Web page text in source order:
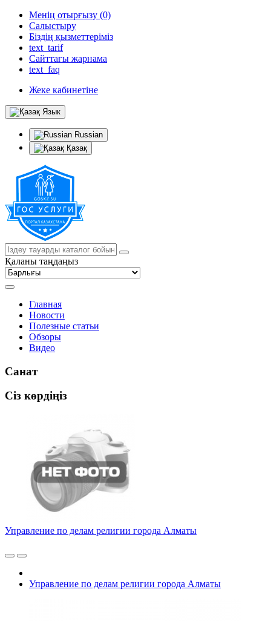
Менің отырғызу (0)
Салыстыру
Біздің қызметтеріміз
text_tarif
Сайттағы жарнама
text_faq
Жеке кабинетіне
Язык
Russian
Қазақ
Қаланы таңдаңыз
Главная
Новости
Полезные статьи
Обзоры
Видео
Санат
Сіз көрдіңіз
Управление по делам религии города Алматы
Управление по делам религии города Алматы